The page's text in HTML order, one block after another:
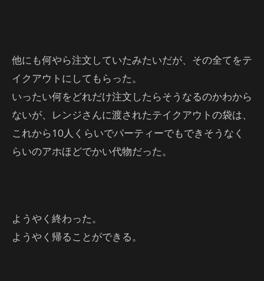
他にも何やら注文していたみたいだが、その全てをテ
イクアウトにしてもらった。
いったい何をどれだけ注文したらそうなるのかわから
ないが、レンジさんに渡されたテイクアウトの袋は、
これから10人くらいでパーティーでもできそうなく
らいのアホほどでかい代物だった。
ようやく終わった。
ようやく帰ることができる。